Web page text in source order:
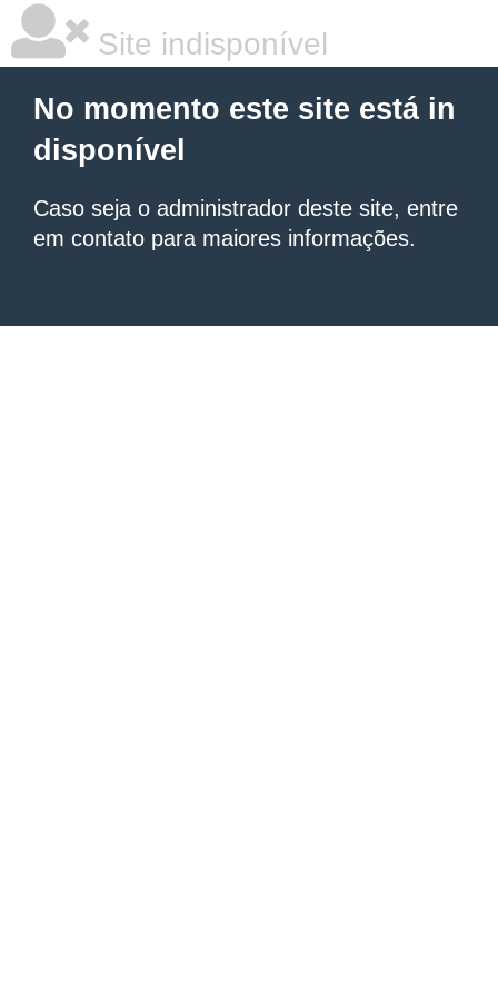
Site indisponível
No momento este site está in
disponível
Caso seja o administrador deste site, entre
em contato para maiores informações.